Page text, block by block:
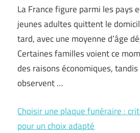
La France figure parmi les pays
jeunes adultes quittent le
tard, avec une moyenne d’âge
Certaines familles voient ce
des raisons économiques, tandis
observent …
Choisir une plaque funéraire :
pour un choix adapté